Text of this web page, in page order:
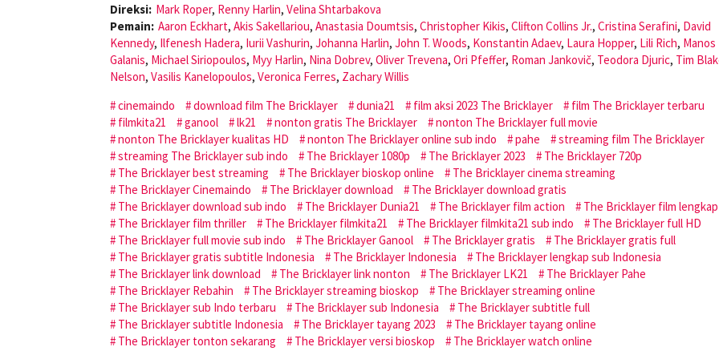
Direksi: Mark Roper, Renny Harlin, Velina Shtarbakova
Pemain: Aaron Eckhart, Akis Sakellariou, Anastasia Doumtsis, Christopher Kikis, Clifton Collins Jr., Cristina Serafini, David
Kennedy, Ilfenesh Hadera, Iurii Vashurin, Johanna Harlin, John T. Woods, Konstantin Adaev, Laura Hopper, Lili Rich, Manos
Galanis, Michael Siriopoulos, Myy Harlin, Nina Dobrev, Oliver Trevena, Ori Pfeffer, Roman Jankovič, Teodora Djuric, Tim
Nelson, Vasilis Kanelopoulos, Veronica Ferres, Zachary Willis
cinemaindo
download film The Bricklayer dunia21 film aksi 2023 The Bricklayer
film The Bricklayer terbaru
filmkita21
ganool lk21 nonton gratis The Bricklayer
nonton The Bricklayer full movie
nonton The Bricklayer kualitas HD
nonton The Bricklayer online sub indo pahe
streaming film The Bricklayer
streaming The Bricklayer sub indo
The Bricklayer 1080p The Bricklayer 2023
The Bricklayer 720p
The Bricklayer best streaming
The Bricklayer bioskop online
The Bricklayer cinema streaming
The Bricklayer Cinemaindo
The Bricklayer download
The Bricklayer download gratis
The Bricklayer download sub indo
The Bricklayer Dunia21 The Bricklayer film action
The Bricklayer film lengkap
The Bricklayer film thriller
The Bricklayer filmkita21 The Bricklayer filmkita21 sub indo
The Bricklayer full HD
The Bricklayer full movie sub indo
The Bricklayer Ganool The Bricklayer gratis
The Bricklayer gratis full
The Bricklayer gratis subtitle Indonesia
The Bricklayer Indonesia
The Bricklayer lengkap sub Indonesia
The Bricklayer link download
The Bricklayer link nonton The Bricklayer LK21
The Bricklayer Pahe
The Bricklayer Rebahin
The Bricklayer streaming bioskop
The Bricklayer streaming online
The Bricklayer sub Indo terbaru
The Bricklayer sub Indonesia
The Bricklayer subtitle full
The Bricklayer subtitle Indonesia
The Bricklayer tayang 2023
The Bricklayer tayang online
The Bricklayer tonton sekarang
The Bricklayer versi bioskop
The Bricklayer watch online